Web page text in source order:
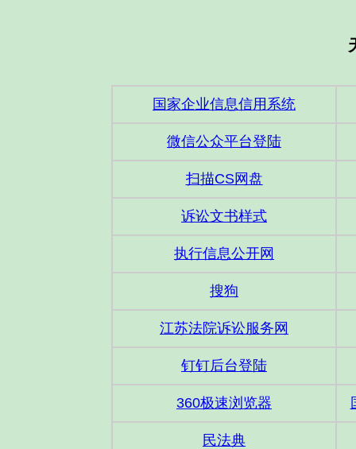
国家企业信息信用系统
微信公众平台登陆
扫描CS网盘
诉讼文书样式
执行信息公开网
搜狗
江苏法院诉讼服务网
钉钉后台登陆
360极速浏览器
民法典